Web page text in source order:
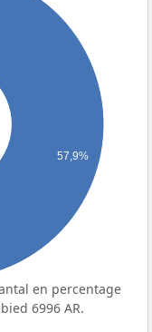
57,9%
en percentage
6996 AR.